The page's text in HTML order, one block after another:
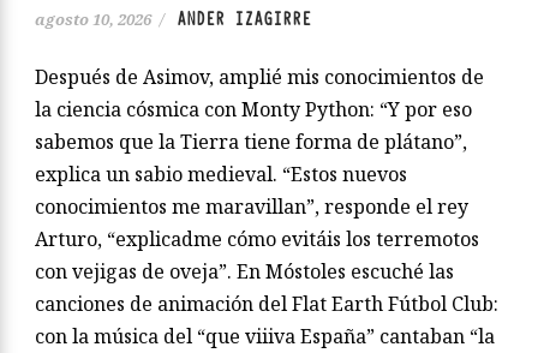
agosto 10, 2026 / ANDER IZAGIRRE
Después de Asimov, amplié mis conocimientos de
la ciencia cósmica con Monty Python: “Y por eso
sabemos que la Tierra tiene forma de plátano”,
explica un sabio medieval. “Estos nuevos
conocimientos me maravillan”, responde el rey
Arturo, “explicadme cómo evitáis los terremotos
con vejigas de oveja”. En Móstoles escuché las
canciones de animación del Flat Earth Fútbol Club:
con la música del “que viiiva España” cantaban “la